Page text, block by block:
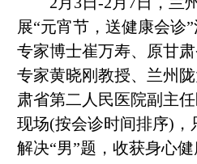
展“元宵节，送健康会诊
专家博士崔万寿、原甘
专家黄晓刚教授、兰州
肃省第二人民医院副主
现场(按会诊时间排序)，
解决“男”题，收获身心健